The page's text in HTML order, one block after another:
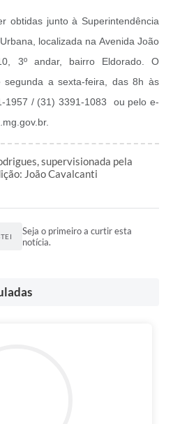
obtidas junto à Superintendência
localizada na Avenida João
3º andar, bairro Eldorado. O
segunda a sexta-feira, das 8h às
1957 / (31) 3391-1083 ou pelo e-
supervisionada pela
João Cavalcanti
Seja o primeiro a curtir esta
notícia.